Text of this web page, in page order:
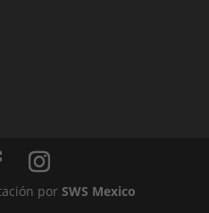
porSWS Mexico